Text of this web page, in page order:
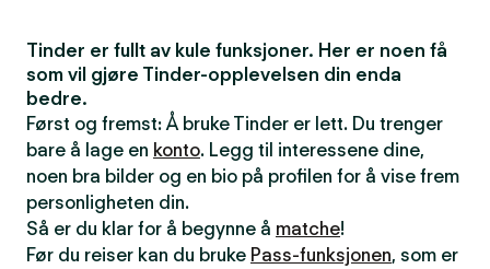
Tinder er fullt av kule funksjoner. Her er noen få
som vil gjøre Tinder-opplevelsen din enda
bedre.
Først og fremst: Å bruke Tinder er lett. Du trenger
bare å lage en konto. Legg til interessene dine,
noen bra bilder og en bio på profilen for å vise frem
personligheten din.
Så er du klar for å begynne å matche!
Før du reiser kan du bruke Pass-funksjonen, som er